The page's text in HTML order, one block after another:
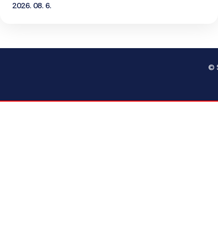
2026. 08. 6.
©